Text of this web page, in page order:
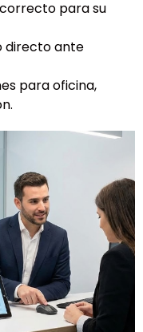
para su
directo ante
para oficina,